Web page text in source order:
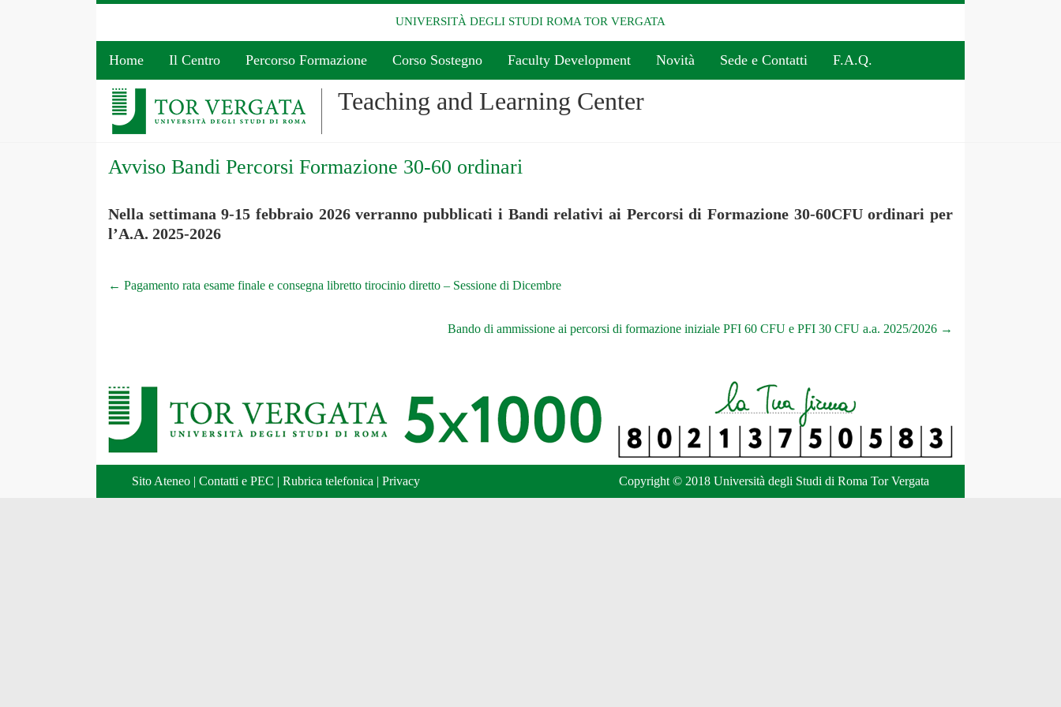
UNIVERSITÀ DEGLI STUDI ROMA TOR VERGATA
Home Il Centro Percorso Formazione Corso Sostegno Faculty Development Novità Sede e Contatti F.A.Q.
Teaching and Learning Center
Avviso Bandi Percorsi Formazione 30-60 ordinari
Nella settimana 9-15 febbraio 2026 verranno pubblicati i Bandi relativi ai Percorsi di Formazione 30-60CFU ordinari per
l’A.A. 2025-2026
← Pagamento rata esame finale e consegna libretto tirocinio diretto – Sessione di Dicembre
Bando di ammissione ai percorsi di formazione iniziale PFI 60 CFU e PFI 30 CFU a.a. 2025/2026 →
Sito Ateneo Contatti e PEC Rubrica telefonica Privacy Copyright © 2018 Università degli Studi di Roma Tor Vergata